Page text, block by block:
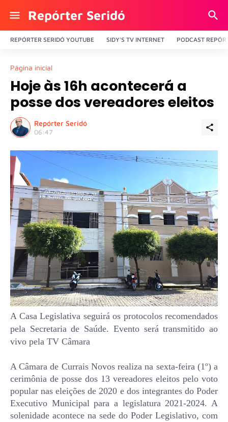
Repórter Seridó
REPÓRTER SERIDÓ YOUTUBE SIDY'S TV INTERNET PODCAST
Página inicial
Hoje às 16h acontecerá a
posse dos vereadores eleitos
Repórter Seridó
06:47
A Casa Legislativa seguirá os protocolos recomendados
pela Secretaria de Saúde. Evento será transmitido ao
vivo pela TV Câmara
A Câmara de Currais Novos realiza na sexta-feira (1º) a
cerimônia de posse dos 13 vereadores eleitos pelo voto
popular nas eleições de 2020 e dos integrantes do Poder
Executivo Municipal para a legislatura 2021-2024. A
solenidade acontece na sede do Poder Legislativo, com